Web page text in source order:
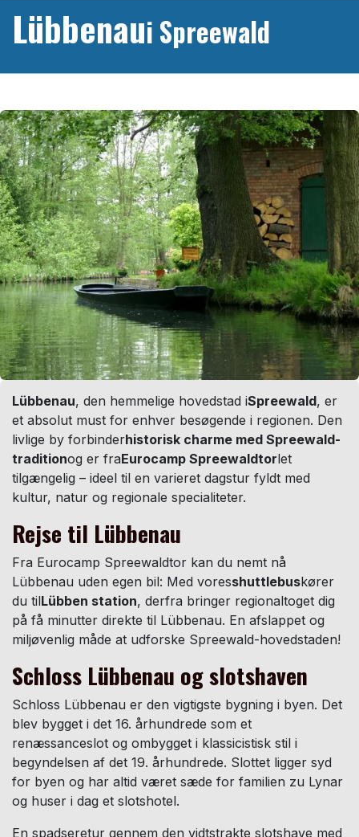
Lübbenaui Spreewald
Lübbenau, den hemmelige hovedstad iSpreewald, er
et absolut must for enhver besøgende i regionen. Den
livlige by forbinderhistorisk charme med Spreewald-
traditionog er fraEurocamp Spreewaldtorlet
tilgængelig – ideel til en varieret dagstur fyldt med
kultur, natur og regionale specialiteter.
Rejse til Lübbenau
Fra Eurocamp Spreewaldtor kan du nemt nå
Lübbenau uden egen bil: Med voresshuttlebuskører
du tilLübben station, derfra bringer regionaltoget dig
på få minutter direkte til Lübbenau. En afslappet og
miljøvenlig måde at udforske Spreewald-hovedstaden!
Schloss Lübbenau og slotshaven
Schloss Lübbenau er den vigtigste bygning i byen. Det
blev bygget i det 16. århundrede som et
renæssanceslot og ombygget i klassicistisk stil i
begyndelsen af det 19. århundrede. Slottet ligger syd
for byen og har altid været sæde for familien zu Lynar
og huser i dag et slotshotel.
En spadseretur gennem den vidtstrakte slotshave med